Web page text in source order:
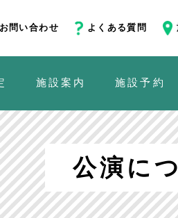
問い合わせ よくある質問
施設案内 施設予約
公演に